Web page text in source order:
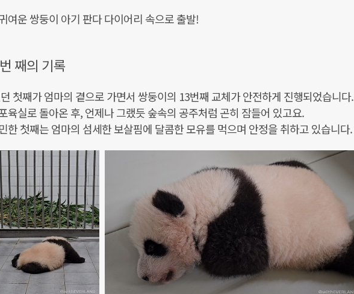
여운 쌍둥이 아기 판다 다이어리 속으로 출발!
째의 기록
첫째가 엄마의 곁으로 가면서 쌍둥이의 13번째 교체가 안전하게 진행되었습니다.
육실로 돌아온 후, 언제나 그랬듯 숲속의 공주처럼 곤히 잠들어 있고요.
한 첫째는 엄마의 섬세한 보살핌에 달콤한 모유를 먹으며 안정을 취하고 있습니다.